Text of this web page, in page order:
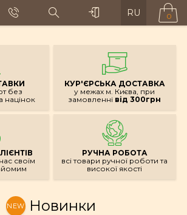
RU 0
без
націнок
КУР'ЄРСЬКА ДОСТАВКА
у межах м. Києва, при
замовленні від 300грн
своїм
РУЧНА РОБОТА
всі товари ручної роботи та
високої якості
NEW Новинки